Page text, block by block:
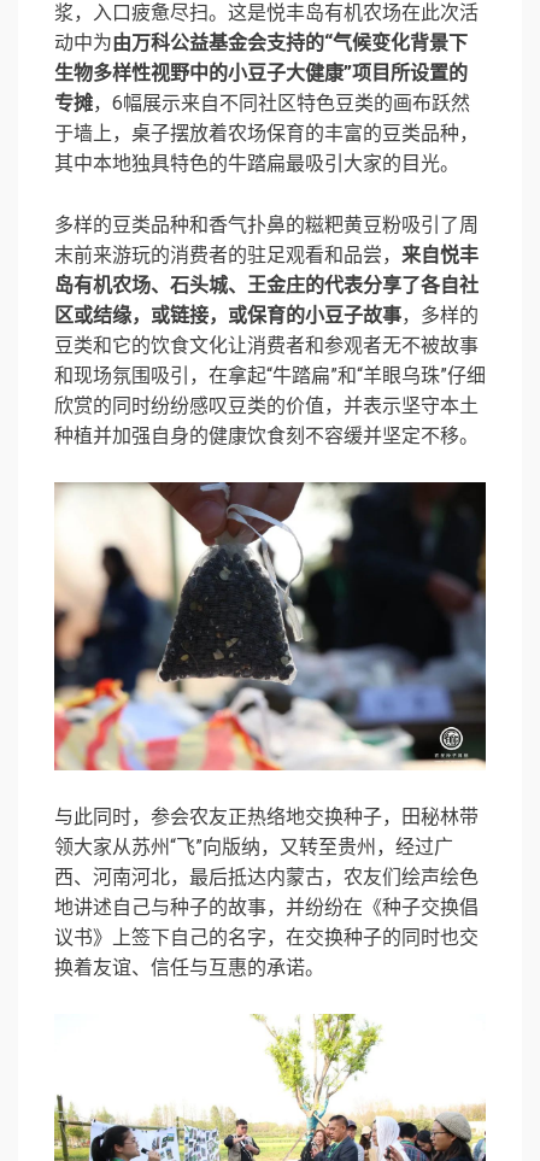
浆，入口疲惫尽扫。这是悦丰岛有机农场在此次活
动中为由万科公益基金会支持的“气候变化背景下
生物多样性视野中的小豆子大健康”项目所设置的
专摊，6幅展示来自不同社区特色豆类的画布跃然
于墙上，桌子摆放着农场保育的丰富的豆类品种，
其中本地独具特色的牛踏扁最吸引大家的目光。
多样的豆类品种和香气扑鼻的糍粑黄豆粉吸引了周
末前来游玩的消费者的驻足观看和品尝， 来自悦丰
岛有机农场、石头城、王金庄的代表分享了各自社
区或结缘，或链接，或保育的小豆子故事，多样的
豆类和它的饮食文化让消费者和参观者无不被故事
和现场氛围吸引，在拿起“牛踏扁”和“羊眼乌珠”仔细
欣赏的同时纷纷感叹豆类的价值，并表示坚守本土
种植并加强自身的健康饮食刻不容缓并坚定不移。
与此同时，参会农友正热络地交换种子，田秘林带
领大家从苏州“飞”向版纳，又转至贵州，经过广
西、河南河北，最后抵达内蒙古，农友们绘声绘色
地讲述自己与种子的故事，并纷纷在《种子交换倡
议书》上签下自己的名字，在交换种子的同时也交
换着友谊、信任与互惠的承诺。